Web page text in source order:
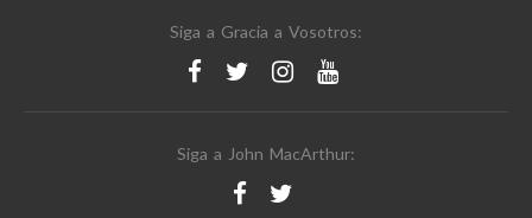
Siga a Gracia a Vosotros:
Siga a John MacArthur: